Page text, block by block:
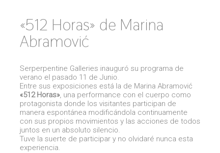
«512 Horas» de Marina
Abramović
Serperpentine Galleries inauguró su programa de
verano el pasado 11 de Junio.
Entre sus exposiciones está la de Marina Abramović
«512 Horas», una performance con el cuerpo como
protagonista donde los visitantes participan de
manera espontánea modificándola continuamente
con sus propios movimientos y las acciones de todos
juntos en un absoluto silencio.
Tuve la suerte de participar y no olvidaré nunca esta
experiencia.